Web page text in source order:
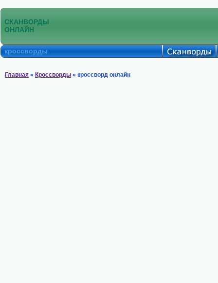
СКАНВОРДЫ
ОНЛАЙН
кроссворды
Главная » Кроссворды » кроссворд онлайн